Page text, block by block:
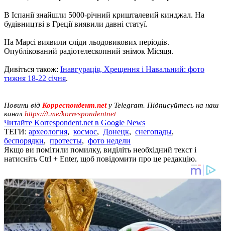
В Іспанії знайшли 5000-річний кришталевий кинджал. На
будівництві в Греції виявили давні статуї.
На Марсі виявили сліди льодовикових періодів.
Опублікований радіотелескопний знімок Місяця.
Дивіться також: Інавгурація, Хрещення і Навальний: фото
тижня 18-22 січня.
Новини від Корреспондент.netу Telegram. Підписуйтесь на наш
канал https://t.me/korrespondentnet
Читайте Korrespondent.net в Google News
ТЕГИ: археология, космос, Донецк, снегопады,
беспорядки, протесты, фото недели
Якщо ви помітили помилку, виділіть необхідний текст і
натисніть Ctrl + Enter, щоб повідомити про це редакцію.